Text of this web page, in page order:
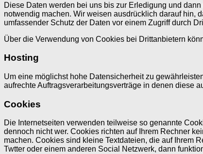
Diese Daten werden bei uns bis zur Erledigung und
notwendig machen. Wir weisen ausdrücklich darauf hin,
umfassender Schutz der Daten vor einem Zugriff durch
Über die Verwendung von Cookies bei Drittanbietern
Hosting
Um eine möglichst hohe Datensicherheit zu
aufrechte Auftragsverarbeitungsverträge in denen diese
Cookies
Die Internetseiten verwenden teilweise so genannte
dennoch nicht wer. Cookies richten auf Ihrem Rechner
machen. Cookies sind kleine Textdateien, die auf Ihrem
Twtter oder einem anderen Social Netzwerk, dann